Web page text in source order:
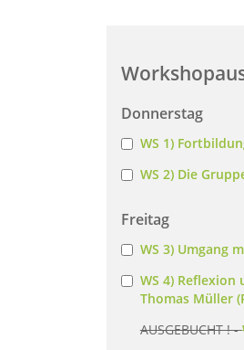
Donnerstag
WS 1)
WS 2) Die
Freitag
WS 3) Umgang
WS 4)
Thomas Müller
AUSGEBUCHT ! -